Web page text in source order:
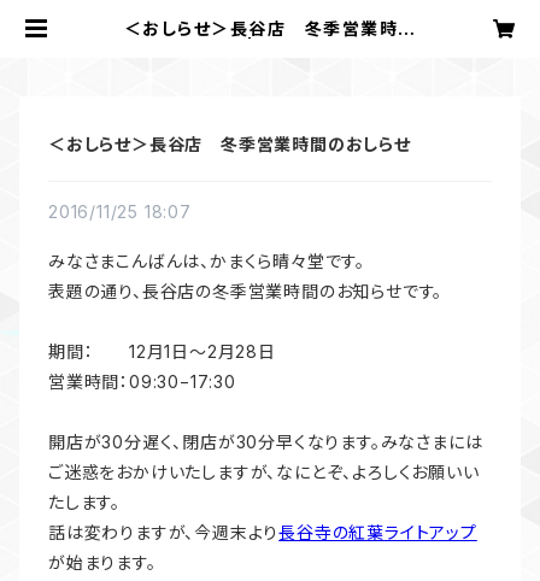
＜おしらせ＞長谷店 冬季営業時間
＜おしらせ＞長谷店 冬季営業時間のおしらせ
2016/11/25 18:07
みなさまこんばんは、かまくら晴々堂です。
表題の通り、長谷店の冬季営業時間のお知らせです。
期間： 12月1日〜2月28日
営業時間：09:30−17:30
開店が30分遅く、閉店が30分早くなります。みなさまには
ご迷惑をおかけいたしますが、なにとぞ、よろしくお願いい
たします。
話は変わりますが、今週末より長谷寺の紅葉ライトアップ
が始まります。